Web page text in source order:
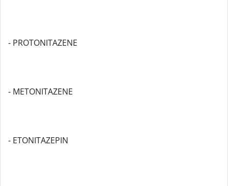
- PROTONITAZENE
- METONITAZENE
- ETONITAZEPIN